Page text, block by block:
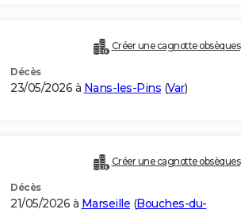
Créer une cagnotte obsèques
Décès
23/05/2026 à Nans-les-Pins (Var)
Créer une cagnotte obsèques
Décès
21/05/2026 à Marseille (Bouches-du-